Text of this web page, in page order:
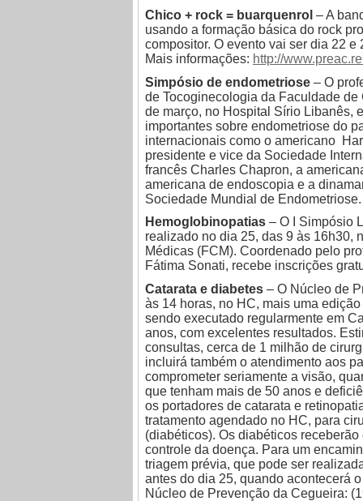
Chico + rock = buarquenrol – A
usando a formação básica do rock
compositor. O evento vai ser dia 22
Mais informações: http://
Simpósio de endometriose – O
de Tocoginecologia da Faculdade
de março, no Hospital Sírio Libanês,
importantes sobre endometriose do
internacionais como o americano
presidente e vice da Sociedade
francês Charles Chapron, a
americana de endoscopia e a
Sociedade Mundial de
Hemoglobinopatias – O I Simpósio
realizado no dia 25, das 9 às 16h30,
Médicas (FCM). Coordenado pelo
Fátima Sonati, recebe inscrições
Catarata e diabetes – O Núcleo de
às 14 horas, no HC, mais uma
sendo executado regularmente em
anos, com excelentes resultados.
consultas, cerca de 1 milhão de
incluirá também o atendimento aos
comprometer seriamente a visão,
que tenham mais de 50 anos e
os portadores de catarata e
tratamento agendado no HC, para
(diabéticos). Os diabéticos
controle da doença. Para um
triagem prévia, que pode ser
antes do dia 25, quando acontecerá
Núcleo de Prevenção da Cegueira: